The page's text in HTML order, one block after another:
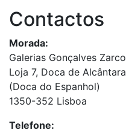
Contactos
Morada:
Galerias Gonçalves Zarco
Loja 7, Doca de Alcântara
(Doca do Espanhol)
1350-352 Lisboa
Telefone: